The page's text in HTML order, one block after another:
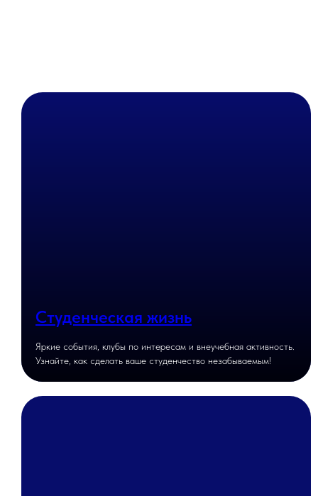
Студенческая жизнь
Яркие события, клубы по интересам и внеучебная активность.
Узнайте, как сделать ваше студенчество незабываемым!